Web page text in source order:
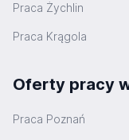
Praca Żychlin
Praca Krągola
Oferty pracy
Praca Poznań